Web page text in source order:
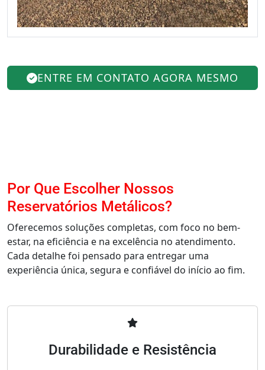
ENTRE EM CONTATO AGORA MESMO
Por Que Escolher Nossos
Reservatórios Metálicos?
Oferecemos soluções completas, com foco no bem-
estar, na eficiência e na excelência no atendimento.
Cada detalhe foi pensado para entregar uma
experiência única, segura e confiável do início ao fim.
Durabilidade e Resistência